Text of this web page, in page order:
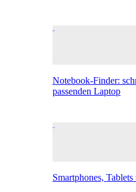
Notebook-Finder:
passenden Laptop
Smartphones,